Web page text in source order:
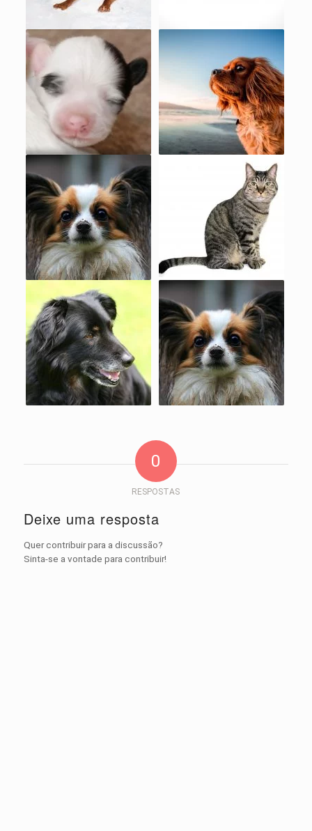
0
RESPOSTAS
Deixe uma resposta
Quer contribuir para a discussão?
Sinta-se a vontade para contribuir!